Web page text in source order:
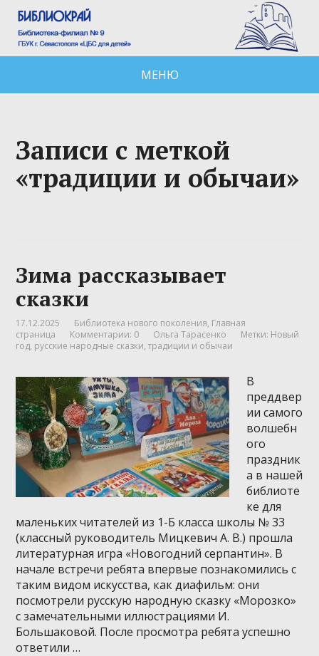
МЕНЮ
Записи с меткой
«традиции и обычаи»
Зима рассказывает
сказки
17.12.2025 Библиотека нового поколения, Главная
страница
Комментарии: 0 Ольга Тарасенко Метки: Новый
год, русские народные сказки,традиции и обычаи
В
преддвер
ии самого
волшебн
ого
праздник
а в нашей
библиоте
ке для
маленьких читателей из 1-Б класса школы № 33
(классный руководитель Мицкевич А. В.) прошла
литературная игра «Новогодний серпантин». В
начале встречи ребята впервые познакомились с
таким видом искусства, как диафильм: они
посмотрели русскую народную сказку «Морозко»
с замечательными иллюстрациями И.
Большаковой. После просмотра ребята успешно
ответили …